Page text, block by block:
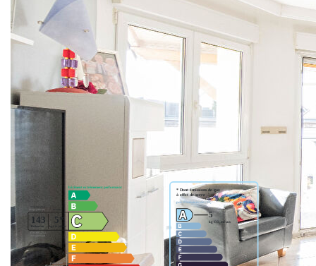
https://errial.georisques.gouv.fr/#/?
adresse=67150%20Erstein#/
** €388 500 honoraires inclus hors honoraires
TTC à la charge de l'acquéreur
Nos honoraires Nous contacter
Diagnostics énergétiques